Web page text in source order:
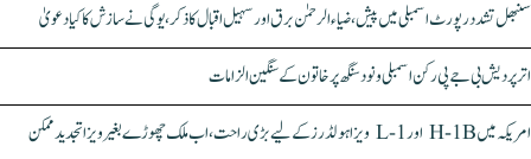
سنبھل تشدد رپورٹ اسمبلی میں پیش، ضیاء الرحمٰن برق اور سہیل اقبال کا ذکر، یوگی نے سازش کا کیا دعویٰ
اتر پردیش بی جے پی رکن اسمبلی ونود سنگھ پر خاتون کے سنگین الزامات
امریکہ میں H-1B اور L-1 ویزا ہولڈرز کے لیے بڑی راحت، اب ملک چھوڑے بغیر ویزا تجدید ممکن